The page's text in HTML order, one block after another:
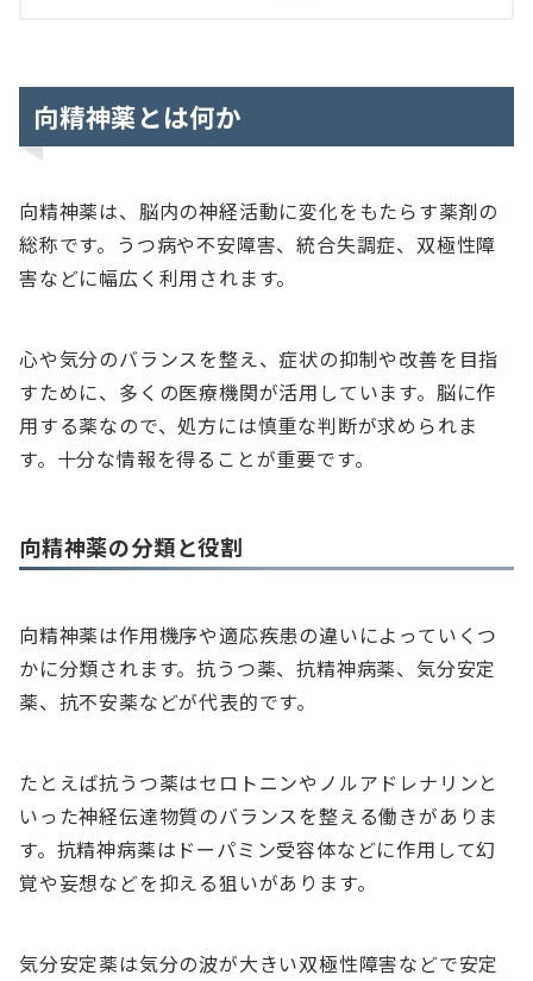
向精神薬とは何か
向精神薬は、脳内の神経活動に変化をもたらす薬剤の
総称です。うつ病や不安障害、統合失調症、双極性障
害などに幅広く利用されます。
心や気分のバランスを整え、症状の抑制や改善を目指
すために、多くの医療機関が活用しています。脳に作
用する薬なので、処方には慎重な判断が求められま
す。十分な情報を得ることが重要です。
向精神薬の分類と役割
向精神薬は作用機序や適応疾患の違いによっていくつ
かに分類されます。抗うつ薬、抗精神病薬、気分安定
薬、抗不安薬などが代表的です。
たとえば抗うつ薬はセロトニンやノルアドレナリンと
いった神経伝達物質のバランスを整える働きがありま
す。抗精神病薬はドーパミン受容体などに作用して幻
覚や妄想などを抑える狙いがあります。
気分安定薬は気分の波が大きい双極性障害などで安定